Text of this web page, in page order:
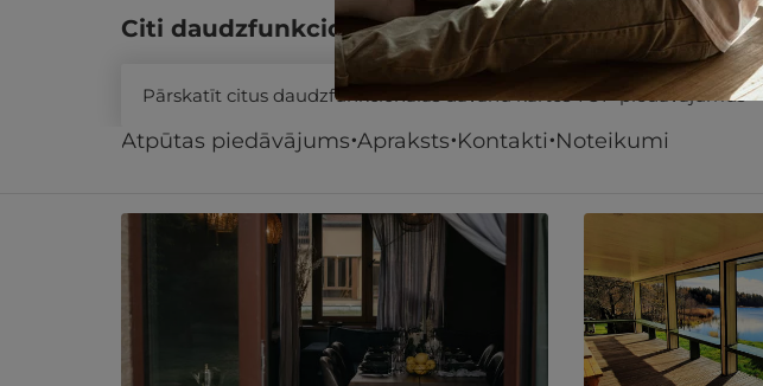
Atpūtas piedāvājums Apraksts Kontakti Noteikumi
Citi daudzfunkcionālās dāvanu kartes piedāvājumi:
Pārskatīt citus daudzfunkcionālās dāvanu kartes TOP piedāvājumus